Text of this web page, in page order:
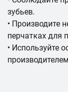
зубьев.
• Производите
перчатках для
• Используйте